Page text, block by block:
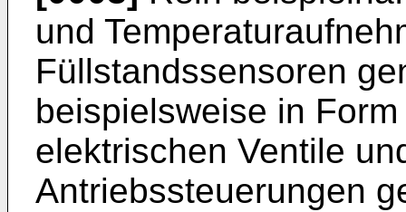
und
Füllstandssensoren
beispielsweise in
elektrischen Ventile
Antriebssteuerungen